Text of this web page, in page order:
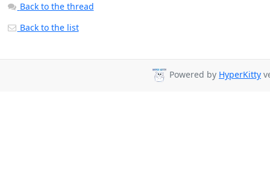
Back to the thread
Back to the list
Powered by HyperKitty